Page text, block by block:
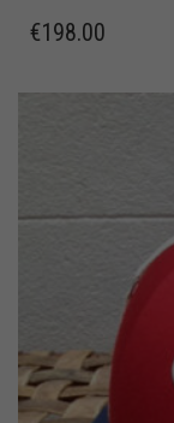
€198.00